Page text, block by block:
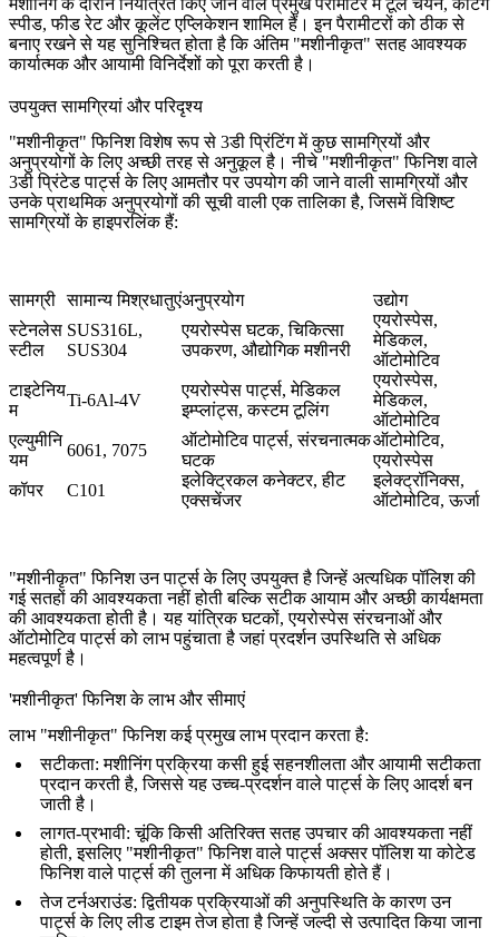
मशीनिंग के दौरान नियंत्रित किए जाने वाले प्रमुख पैरामीटर में टूल चयन, कटिंग
स्पीड, फीड रेट और कूलेंट एप्लिकेशन शामिल हैं। इन पैरामीटरों को ठीक से
बनाए रखने से यह सुनिश्चित होता है कि अंतिम "मशीनीकृत" सतह आवश्यक
कार्यात्मक और आयामी विनिर्देशों को पूरा करती है।
उपयुक्त सामग्रियां और परिदृश्य
"मशीनीकृत" फिनिश विशेष रूप से 3डी प्रिंटिंग में कुछ सामग्रियों और
अनुप्रयोगों के लिए अच्छी तरह से अनुकूल है। नीचे "मशीनीकृत" फिनिश वाले
3डी प्रिंटेड पार्ट्स के लिए आमतौर पर उपयोग की जाने वाली सामग्रियों और
उनके प्राथमिक अनुप्रयोगों की सूची वाली एक तालिका है, जिसमें विशिष्ट
सामग्रियों के हाइपरलिंक हैं:
सामग्री सामान्य मिश्रधातुएंअनुप्रयोग
उद्योग
स्टेनलेस
स्टील
SUS316L,
SUS304
एयरोस्पेस घटक, चिकित्सा
उपकरण, औद्योगिक मशीनरी
एयरोस्पेस,
मेडिकल,
ऑटोमोटिव
टाइटेनिय
म
Ti-6Al-4V
एयरोस्पेस पार्ट्स, मेडिकल
इम्प्लांट्स, कस्टम टूलिंग
एयरोस्पेस,
मेडिकल,
ऑटोमोटिव
एल्युमीनि
यम
6061 , 7075
ऑटोमोटिव पार्ट्स, संरचनात्मक
घटक
ऑटोमोटिव,
एयरोस्पेस
कॉपर
C101
इलेक्ट्रिकल कनेक्टर, हीट
एक्सचेंजर
इलेक्ट्रॉनिक्स,
ऑटोमोटिव, ऊर्जा
"मशीनीकृत" फिनिश उन पार्ट्स के लिए उपयुक्त है जिन्हें अत्यधिक पॉलिश की
गई सतहों की आवश्यकता नहीं होती बल्कि सटीक आयाम और अच्छी कार्यक्षमता
की आवश्यकता होती है। यह यांत्रिक घटकों, एयरोस्पेस संरचनाओं और
ऑटोमोटिव पार्ट्स को लाभ पहुंचाता है जहां प्रदर्शन उपस्थिति से अधिक
महत्वपूर्ण है।
'मशीनीकृत' फिनिश के लाभ और सीमाएं
लाभ"मशीनीकृत" फिनिश कई प्रमुख लाभ प्रदान करता है:
सटीकता: मशीनिंग प्रक्रिया कसी हुई सहनशीलता और आयामी सटीकता
प्रदान करती है, जिससे यह उच्च-प्रदर्शन वाले पार्ट्स के लिए आदर्श बन
जाती है।
लागत-प्रभावी: चूंकि किसी अतिरिक्त सतह उपचार की आवश्यकता नहीं
होती, इसलिए "मशीनीकृत" फिनिश वाले पार्ट्स अक्सर पॉलिश या कोटेड
फिनिश वाले पार्ट्स की तुलना में अधिक किफायती होते हैं।
तेज टर्नअराउंड: द्वितीयक प्रक्रियाओं की अनुपस्थिति के कारण उन
पार्ट्स के लिए लीड टाइम तेज होता है जिन्हें जल्दी से उत्पादित किया जाना